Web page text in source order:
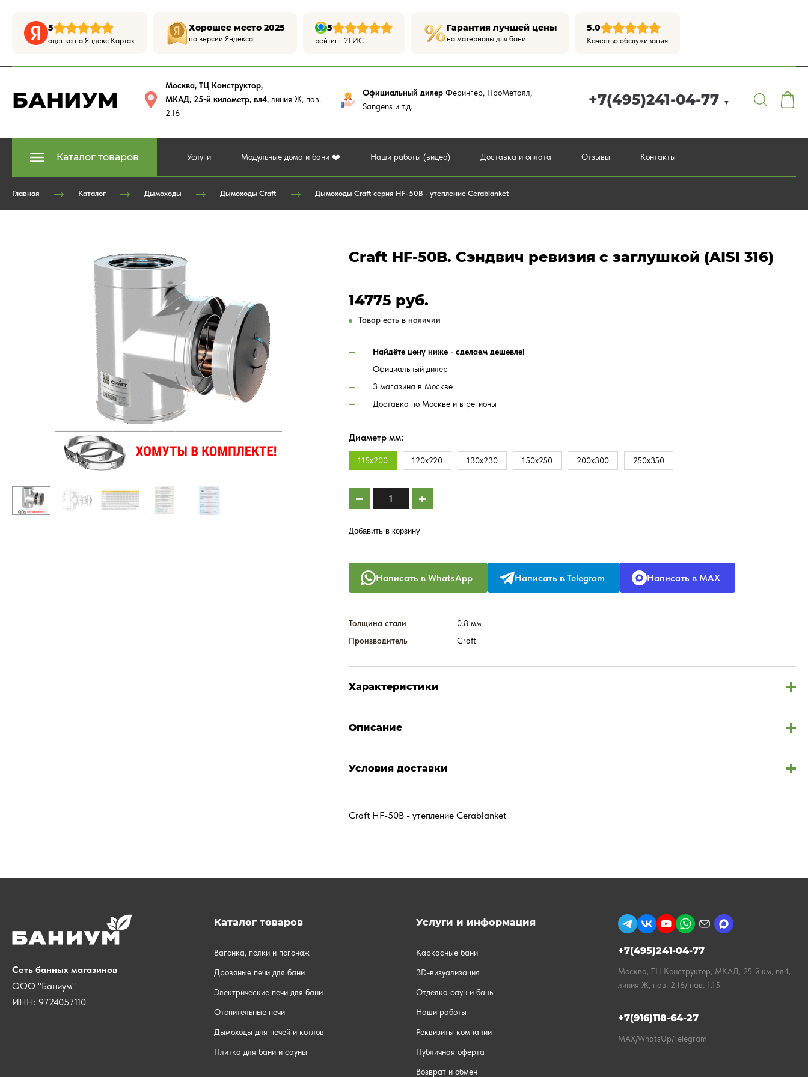
5
оценка на Яндекс Картах
Хорошее место 2025
по версии Яндекса
5
рейтинг 2ГИС
Гарантия лучшей цены
на материалы для бани
5.0
Качество обслуживания
БАНИУМ
Москва, ТЦ Конструктор,
МКАД, 25-й километр, вл4, линия Ж, пав.
2.16
Официальный дилер Ферингер, ПроМеталл,
Sangens и т.д.
+7(495)241-04-77 ▼
Каталог товаров Услуги Модульные дома и бани ❤️ Наши работы (видео) Доставка и оплата Отзывы Контакты
Главная Каталог Дымоходы Дымоходы Craft Дымоходы Craft серия HF-50B - утепление Cerablanket
Craft HF-50B. Сэндвич ревизия с заглушкой (AISI 316)
14775 руб.
Товар есть в наличии
Найдёте цену ниже - сделаем дешевле!
Официальный дилер
3 магазина в Москве
Доставка по Москве и в регионы
Диаметр мм:
115х200 120х220 130х230 150х250 200х300 250х350
Добавить в корзину
Написать в WhatsApp Написать в Telegram Написать в MAX
Толщина стали
0.8 мм
Производитель
Craft
Характеристики
Описание
Условия доставки
Craft HF-50B - утепление Cerablanket
Сеть банных магазинов
ООО "Баниум"
ИНН: 9724057110
Каталог товаров
Вагонка, полки и погонаж
Дровяные печи для бани
Электрические печи для бани
Отопительные печи
Дымоходы для печей и котлов
Плитка для бани и сауны
Услуги и информация
Каркасные бани
3D-визуализация
Отделка саун и бань
Наши работы
Реквизиты компании
Публичная оферта
Возврат и обмен
+7(495)241-04-77
Москва, ТЦ Конструктор, МКАД, 25-й км, вл4,
линия Ж, пав. 2.16/ пав. 1.15
+7(916)118-64-27
MAX/WhatsUp/Telegram